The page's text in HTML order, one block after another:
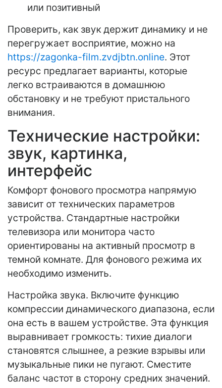
или позитивный
Проверить, как звук держит динамику и не
перегружает восприятие, можно на
https://zagonka-film.zvdjbtn.online. Этот
ресурс предлагает варианты, которые
легко встраиваются в домашнюю
обстановку и не требуют пристального
внимания.
Технические настройки:
звук, картинка,
интерфейс
Комфорт фонового просмотра напрямую
зависит от технических параметров
устройства. Стандартные настройки
телевизора или монитора часто
ориентированы на активный просмотр в
темной комнате. Для фонового режима их
необходимо изменить.
Настройка звука. Включите функцию
компрессии динамического диапазона, если
она есть в вашем устройстве. Эта функция
выравнивает громкость: тихие диалоги
становятся слышнее, а резкие взрывы или
музыкальные пики не пугают. Сместите
баланс частот в сторону средних значений.